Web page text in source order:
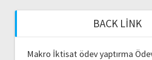
BACK LINK
Makro İktisat ödev yaptırma